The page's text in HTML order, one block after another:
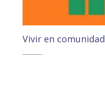
Vivir en comunidad
4,10€